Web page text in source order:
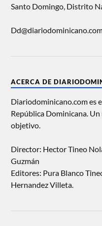
Santo Domingo, Distrito
ACERCA DE
Diariodominicano.com es
República Dominicana.
objetivo.
Director: Hector Tineo
Guzmán
Editores: Pura Blanco
Hernandez Villeta.